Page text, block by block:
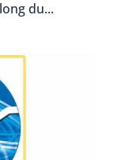
du...